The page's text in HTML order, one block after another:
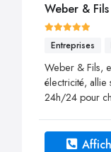
Weber &
Entreprises
Weber & Fils,
électricité, allie
24h/24 pour